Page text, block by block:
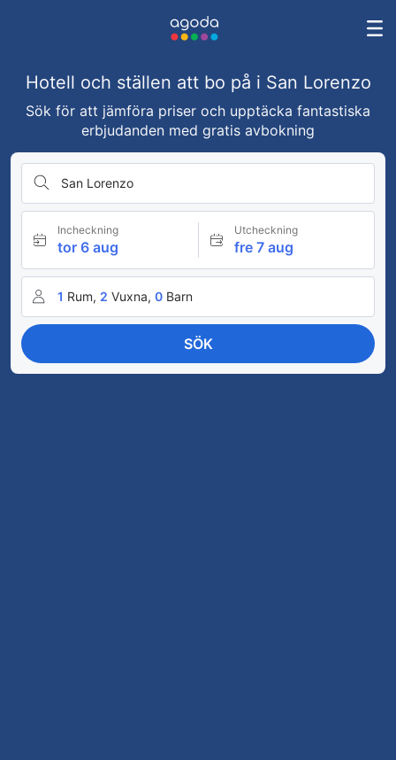
Hotell och ställen att bo på i San Lorenzo
Sök för att jämföra priser och upptäcka fantastiska
erbjudanden med gratis avbokning
San Lorenzo
Incheckning
tor 6 aug
Utcheckning
fre 7 aug
1 Rum, 2 Vuxna, 0 Barn
SÖK